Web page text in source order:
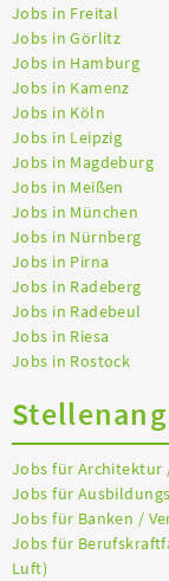
Jobs in Freital
Jobs in Görlitz
Jobs in Hamburg
Jobs in Kamenz
Jobs in Köln
Jobs in Leipzig
Jobs in Magdeburg
Jobs in Meißen
Jobs in München
Jobs in Nürnberg
Jobs in Pirna
Jobs in Radeberg
Jobs in Radebeul
Jobs in Riesa
Jobs in Rostock
Jobs für Architektur
Jobs für
Jobs für Banken /
Jobs für
Luft)